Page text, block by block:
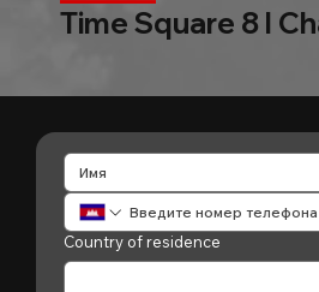
Time Square 8 l
Country of residence